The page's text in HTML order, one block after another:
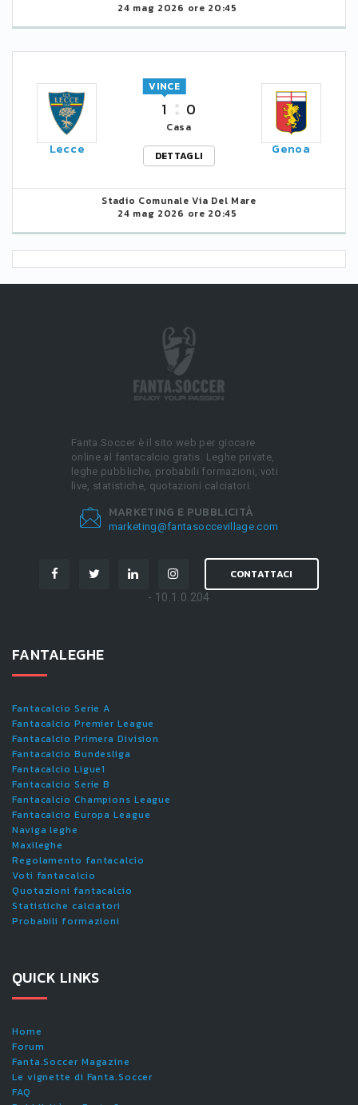
24 mag 2026 ore 20:45
Lecce
1
VINCE
0
Casa
DETTAGLI
Genoa
Stadio Comunale Via Del Mare
24 mag 2026 ore 20:45
Fanta.Soccer è il sito web per giocare
online al fantacalcio gratis. Leghe private,
leghe pubbliche, probabili formazioni, voti
live, statistiche, quotazioni calciatori.
MARKETING E PUBBLICITÀ
marketing@fantasoccevillage.com
CONTATTACI
- 10.1.0.204
FANTALEGHE
Fantacalcio Serie A
Fantacalcio Premier League
Fantacalcio Primera Division
Fantacalcio Bundesliga
Fantacalcio Ligue1
Fantacalcio Serie B
Fantacalcio Champions League
Fantacalcio Europa League
Naviga leghe
Maxileghe
Regolamento fantacalcio
Voti fantacalcio
Quotazioni fantacalcio
Statistiche calciatori
Probabili formazioni
QUICK LINKS
Home
Forum
Fanta.Soccer Magazine
Le vignette di Fanta.Soccer
FAQ